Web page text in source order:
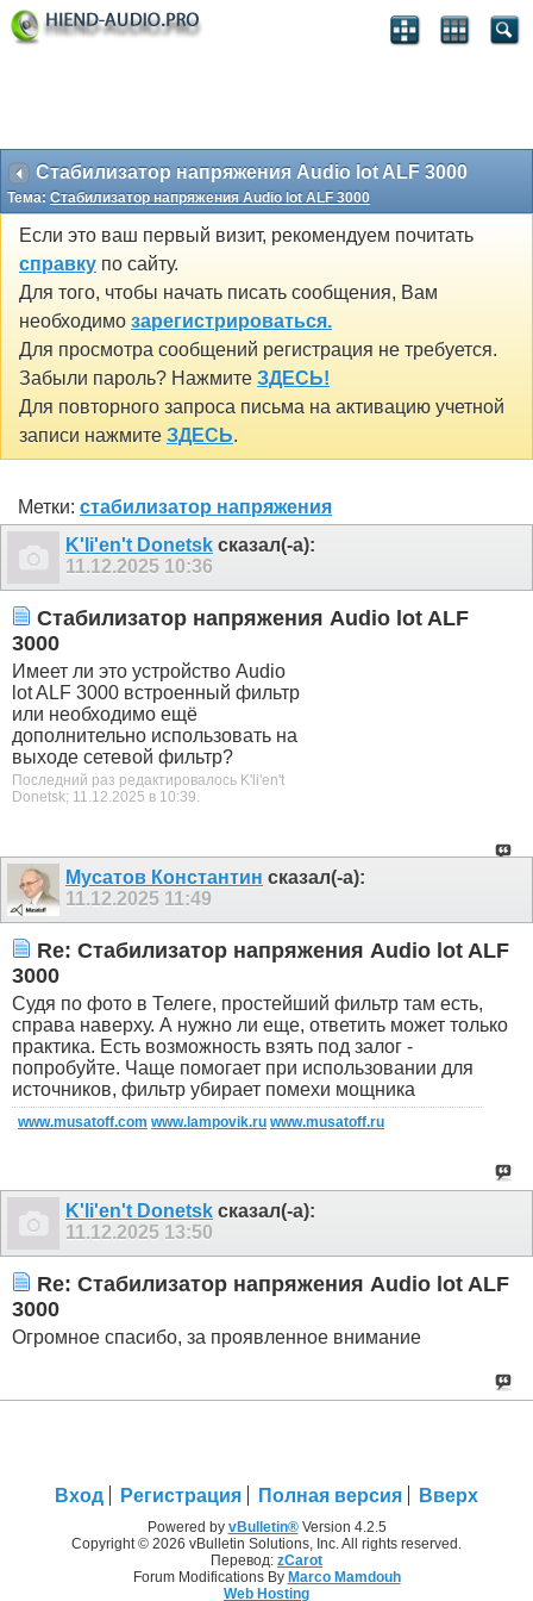
Стабилизатор напряжения Audio lot ALF 3000
Тема: Стабилизатор напряжения Audio lot ALF 3000
Если это ваш первый визит, рекомендуем почитать
справку по сайту.
Для того, чтобы начать писать сообщения, Вам
необходимо зарегистрироваться.
Для просмотра сообщений регистрация не требуется.
Забыли пароль? Нажмите ЗДЕСЬ!
Для повторного запроса письма на активацию учетной
записи нажмите ЗДЕСЬ.
Метки: стабилизатор напряжения
K'li'en't Donetsk сказал(-а):
11.12.2025 10:36
Стабилизатор напряжения Audio lot ALF
3000
Имеет ли это устройство Audio
lot ALF 3000 встроенный фильтр
или необходимо ещё
дополнительно использовать на
выходе сетевой фильтр?
Последний раз редактировалось K'li'en't
Donetsk; 11.12.2025 в 10:39.
Мусатов Константин сказал(-а):
11.12.2025 11:49
Re: Стабилизатор напряжения Audio lot ALF
3000
Судя по фото в Телеге, простейший фильтр там есть,
справа наверху. А нужно ли еще, ответить может только
практика. Есть возможность взять под залог -
попробуйте. Чаще помогает при использовании для
источников, фильтр убирает помехи мощника
www.musatoff.com www.lampovik.ru www.musatoff.ru
K'li'en't Donetsk сказал(-а):
11.12.2025 13:50
Re: Стабилизатор напряжения Audio lot ALF
3000
Огромное спасибо, за проявленное внимание
Вход Регистрация Полная версия Вверх
Powered by vBulletin®Version 4.2.5
Copyright © 2026 vBulletin Solutions, Inc. All rights reserved.
Перевод: zCarot
Forum Modifications By Marco Mamdouh
Web Hosting